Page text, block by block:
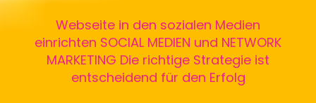
Webseite in den sozialen Medien
einrichten SOCIAL MEDIEN und NETWORK
MARKETING Die richtige Strategie ist
entscheidend für den Erfolg